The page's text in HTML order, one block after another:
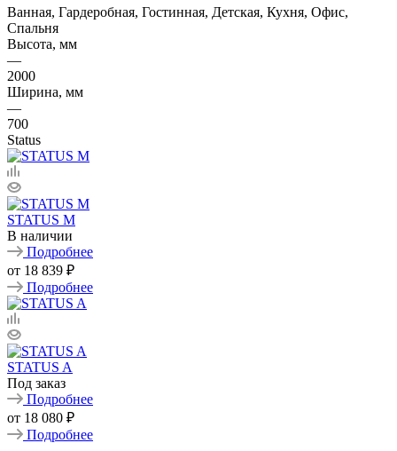
Ванная, Гардеробная, Гостинная, Детская, Кухня, Офис,
Спальня
Высота, мм
—
2000
Ширина, мм
—
700
Status
STATUS M
В наличии
Подробнее
от 18 839 ₽
Подробнее
STATUS A
Под заказ
Подробнее
от 18 080 ₽
Подробнее